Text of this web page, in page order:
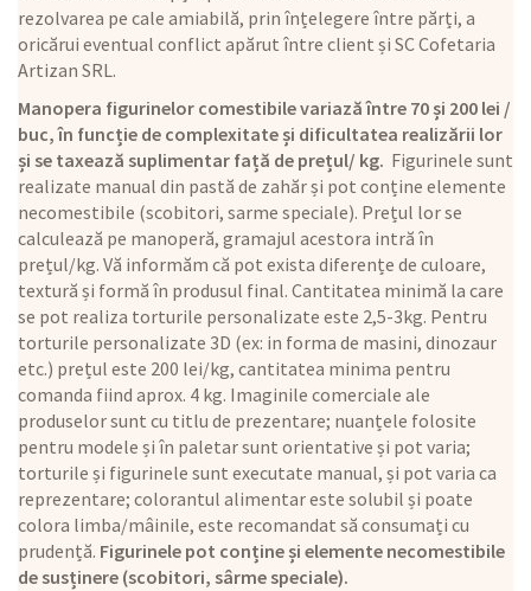
rezolvarea pe cale amiabilă, prin înțelegere între părți, a
oricărui eventual conflict apărut între client și SC Cofetaria
Artizan SRL.
Manopera figurinelor comestibile variază între 70 și 200 lei /
buc, în funcție de complexitate și dificultatea realizării lor
și se taxează suplimentar față de prețul/ kg. Figurinele sunt
realizate manual din pastă de zahăr și pot conține elemente
necomestibile (scobitori, sarme speciale). Prețul lor se
calculează pe manoperă, gramajul acestora intră în
prețul/kg. Vă informăm că pot exista diferențe de culoare,
textură și formă în produsul final. Cantitatea minimă la care
se pot realiza torturile personalizate este 2,5-3kg. Pentru
torturile personalizate 3D (ex: in forma de masini, dinozaur
etc.) prețul este 200 lei/kg, cantitatea minima pentru
comanda fiind aprox. 4 kg. Imaginile comerciale ale
produselor sunt cu titlu de prezentare; nuanțele folosite
pentru modele și în paletar sunt orientative și pot varia;
torturile și figurinele sunt executate manual, și pot varia ca
reprezentare; colorantul alimentar este solubil și poate
colora limba/mâinile, este recomandat să consumați cu
prudență. Figurinele pot conține și elemente necomestibile
de susținere (scobitori, sârme speciale).